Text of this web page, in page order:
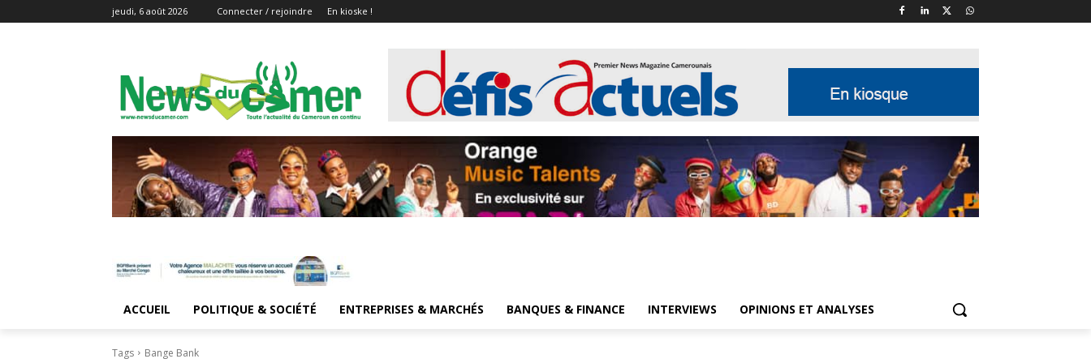
jeudi, 6 août 2026 Connecter / rejoindre En kioske !
ACCUEIL POLITIQUE & SOCIÉTÉ ENTREPRISES & MARCHÉS BANQUES & FINANCE INTERVIEWS OPINIONS ET ANALYSES
Tags Bange Bank